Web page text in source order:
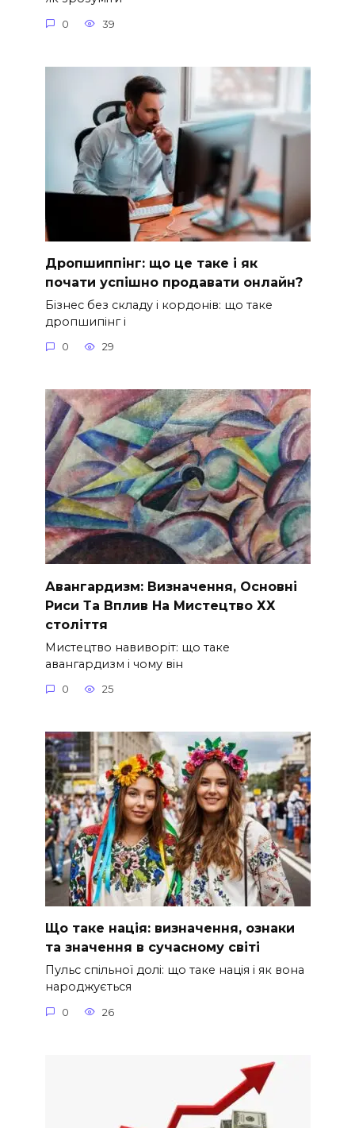
0 39
Дропшиппінг: що це таке і як
почати успішно продавати онлайн?
Бізнес без складу і кордонів: що таке
дропшипінг і
0 29
Авангардизм: Визначення, Основні
Риси Та Вплив На Мистецтво ХХ
століття
Мистецтво навиворіт: що таке
авангардизм і чому він
0 25
Що таке нація: визначення, ознаки
та значення в сучасному світі
Пульс спільної долі: що таке нація і як вона
народжується
0 26